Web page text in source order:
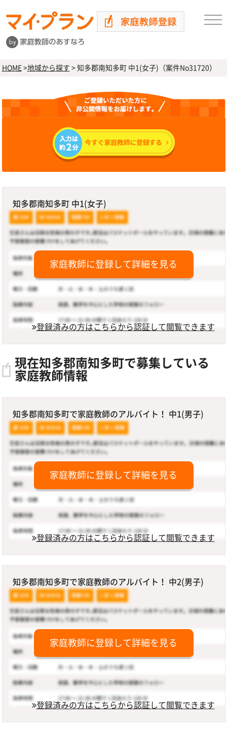
HOME>地域から探す >知多郡南知多町 中1(女子)（案件No31720）
知多郡南知多町 中1(女子)
家庭教師に登録して詳細を見る
登録済みの方はこちらから認証して閲覧できます
現在知多郡南知多町で募集している
家庭教師情報
知多郡南知多町で家庭教師のアルバイト！ 中1(男子)
家庭教師に登録して詳細を見る
登録済みの方はこちらから認証して閲覧できます
知多郡南知多町で家庭教師のアルバイト！ 中2(男子)
家庭教師に登録して詳細を見る
登録済みの方はこちらから認証して閲覧できます